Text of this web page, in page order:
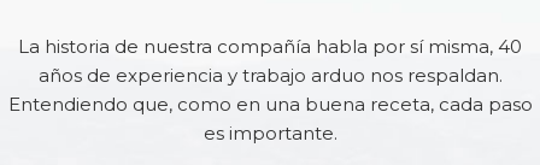
La historia de nuestra compañía habla por sí misma, 40
años de experiencia y trabajo arduo nos respaldan.
Entendiendo que, como en una buena receta, cada paso
es importante.